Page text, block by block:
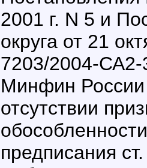
2001 г. N 5 и
округа от 21
7203/2004-СА2-
Минфин России
отсутствии
предписания